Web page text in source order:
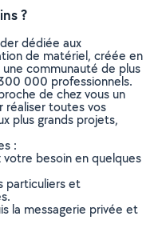
?
dédiée aux
de matériel, créée en
communauté de plus
000 professionnels.
de chez vous un
réaliser toutes vos
plus grands projets,
:
votre besoin en quelques
particuliers et
la messagerie privée et